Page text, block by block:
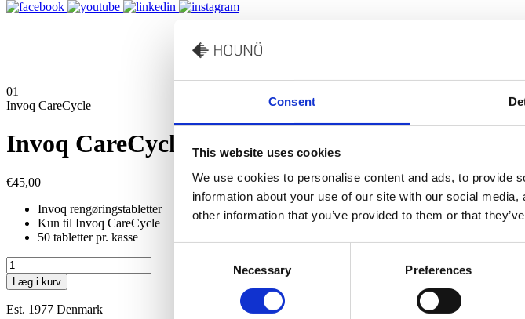
Consent
This website uses cookies
We use cookies to personalise content and ads, to provide
information about your use of our site with our social
other information that you’ve provided to them or that
Necessary Preferences
01
Invoq CareCycle
Invoq CareCycle Clean
€45,00
Invoq rengøringstabletter
Kun til Invoq CareCycle
50 tabletter pr. kasse
Invoq
CareCycle
Clean
antal
Læg i kurv
Est. 1977 Denmark